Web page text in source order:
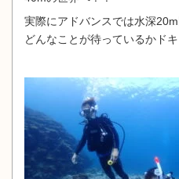
実際にアドバンスでは水深
どんなことが待っているかド